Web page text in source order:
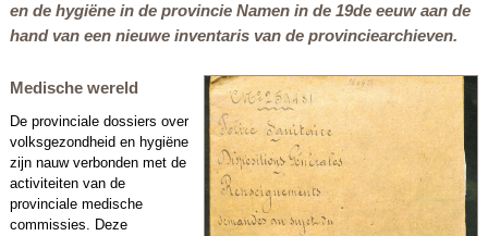
en de hygiëne in de provincie Namen in de 19de eeuw aan de
hand van een nieuwe inventaris van de provinciearchieven.
Medische wereld
De provinciale dossiers over
volksgezondheid en hygiëne
zijn nauw verbonden met de
activiteiten van de
provinciale medische
commissies. Deze